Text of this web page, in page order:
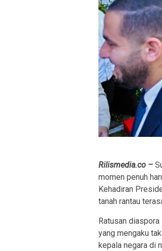
Rilismedia.co –
momen penuh
Kehadiran
tanah rantau
Ratusan
yang mengaku
kepala negara di